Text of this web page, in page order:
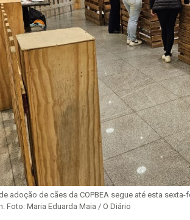
adoção de cães da COPBEA segue até esta
Foto: Maria Eduarda Maia / O Diário